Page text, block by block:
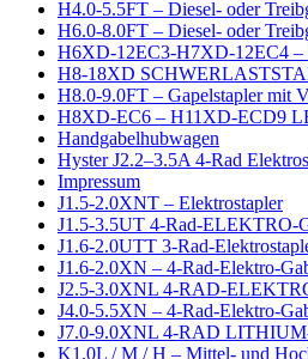
H4.0-5.5FT – Diesel- oder
H6.0-8.0FT – Diesel- oder
H6XD-12EC3-H7XD-12EC4 –
H8-18XD
H8.0-9.0FT – Gapelstapler mit
H8XD-EC6 – H11XD-ECD9
Handgabelhubwagen
Hyster J2.2–3.5A 4-Rad
Impressum
J1.5-2.0XNT – Elektrostapler
J1.5-3.5UT 4-Rad-ELEKTRO-
J1.6-2.0UTT 3-Rad-
J1.6-2.0XN – 4-Rad-Elektro-
J2.5-3.0XNL 4-RAD-
J4.0-5.5XN – 4-Rad-Elektro-
J7.0-9.0XNL 4-RAD
K1.0L / M / H – Mittel- und